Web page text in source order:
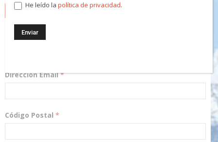
NEWSLETTER
¡Regístrate! Te mantendremos informado de las novedades y
Dirección Email*
Código Postal *
He leído lapolítica de privacidad.